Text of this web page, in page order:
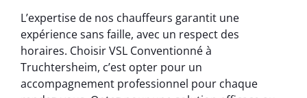
L’expertise de nos chauffeurs garantit une
expérience sans faille, avec un respect des
horaires. Choisir VSL Conventionné à
Truchtersheim, c’est opter pour un
accompagnement professionnel pour chaque